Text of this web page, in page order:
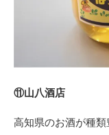
⑪山八酒店
高知県のお酒が種